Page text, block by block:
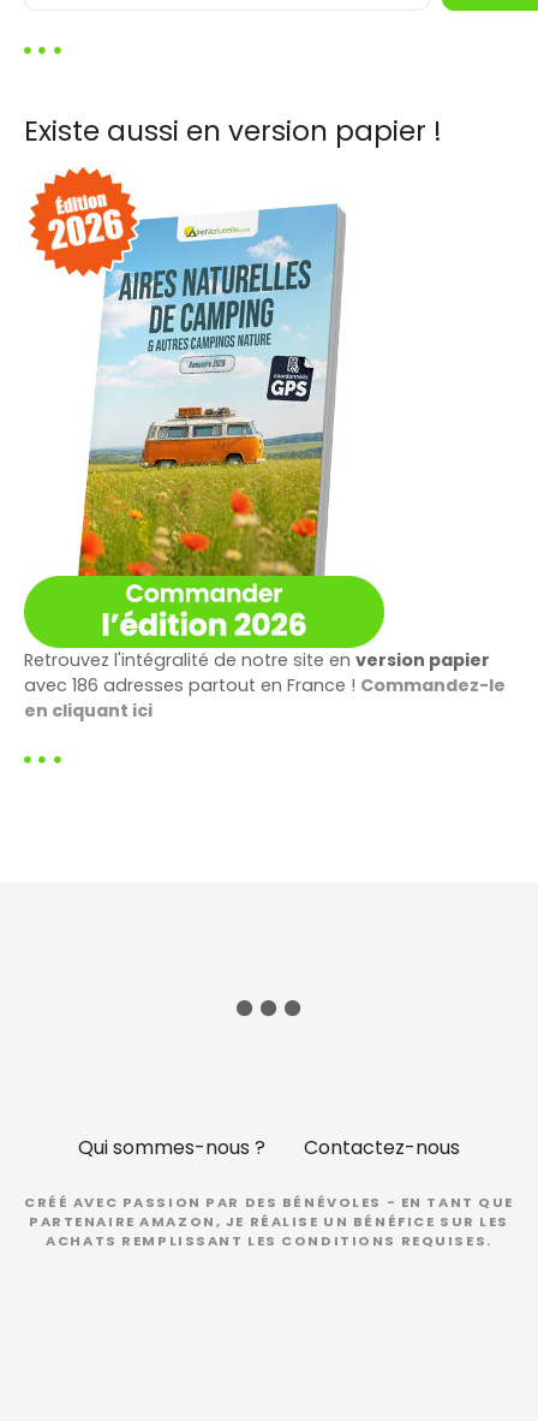
h
c
Existe aussi en version papier !
Retrouvez l'intégralité de notre site en version papier
avec 186 adresses partout en France ! Commandez-le
en cliquant ici
Qui sommes-nous ? Contactez-nous
CRÉÉ AVEC PASSION PAR DES BÉNÉVOLES - EN TANT QUE
PARTENAIRE AMAZON, JE RÉALISE UN BÉNÉFICE SUR LES
ACHATS REMPLISSANT LES CONDITIONS REQUISES.